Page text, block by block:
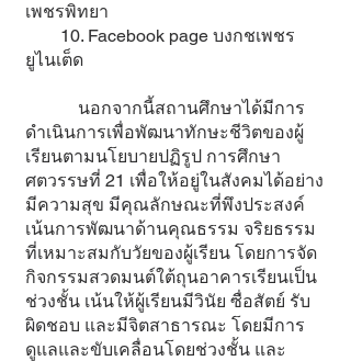
เพชรพิทยา
10. Facebook page บงกชเพชร
ยูไนเต็ด
นอกจากนี้สถานศึกษาได้มีการ
ดำเนินการเพื่อพัฒนาทักษะชีวิตของผู้
เรียนตามนโยบายปฏิรูป การศึกษา
ศตวรรษที่ 21 เพื่อให้อยู่ในสังคมได้อย่าง
มีความสุข มีคุณลักษณะที่พึงประสงค์
เน้นการพัฒนาด้านคุณธรรม จริยธรรม
ที่เหมาะสมกับวัยของผู้เรียน โดยการจัด
กิจกรรมสวดมนต์ใต้ถุนอาคารเรียนเป็น
ช่วงชั้น เน้นให้ผู้เรียนมีวินัย ซื่อสัตย์ รับ
ผิดชอบ และมีจิตสาธารณะ โดยมีการ
ดูแลและขับเคลื่อนโดยช่วงชั้น และ